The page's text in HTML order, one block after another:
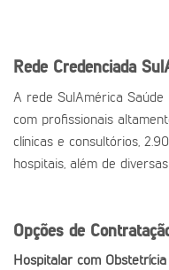
Rede Credenciada
A rede SulAmérica Saúde
com profissionais
clínicas e consultórios,
hospitais, além de
Opções de
Hospitalar com Obstetrícia